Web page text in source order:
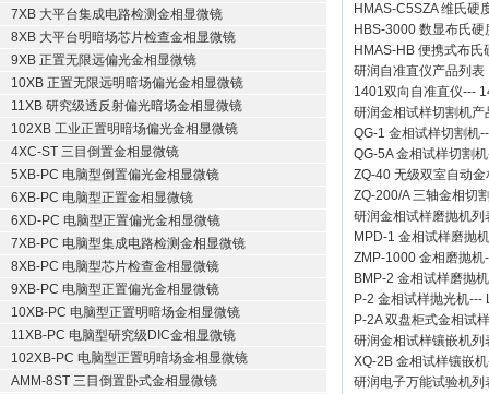
7XB 大平台集成电路检测金相显微镜
8XB 大平台明暗场芯片检查金相显微镜
9XB 正置无限远偏光金相显微镜
10XB 正置无限远明暗场偏光金相显微镜
11XB 研究级透反射偏光暗场金相显微镜
102XB 工业正置明暗场偏光金相显微镜
4XC-ST 三目倒置金相显微镜
5XB-PC 电脑型倒置偏光金相显微镜
6XB-PC 电脑型正置金相显微镜
6XD-PC 电脑型正置偏光金相显微镜
7XB-PC 电脑型集成电路检测金相显微镜
8XB-PC 电脑型芯片检查金相显微镜
9XB-PC 电脑型正置偏光金相显微镜
10XB-PC 电脑型正置明暗场金相显微镜
11XB-PC 电脑型研究级DIC金相显微镜
102XB-PC 电脑型正置明暗场金相显微镜
AMM-8ST 三目倒置卧式金相显微镜
HMAS-C5SZA 维氏硬
HBS-3000 数显布氏硬
HMAS-HB 便携式布氏
研润自准直仪产品列表
1401双向自准直仪---
研润金相试样切割机产
QG-1 金相试样切割机
QG-5A 金相试样切割机
ZQ-40 无级双室自动金
ZQ-200/A 三轴金相切
研润金相试样磨抛机列
MPD-1 金相试样磨抛机
ZMP-1000 金相磨抛机
BMP-2 金相试样磨抛机
P-2 金相试样抛光机---
P-2A 双盘柜式金相试
研润金相试样镶嵌机列
XQ-2B 金相试样镶嵌机
研润电子万能试验机列